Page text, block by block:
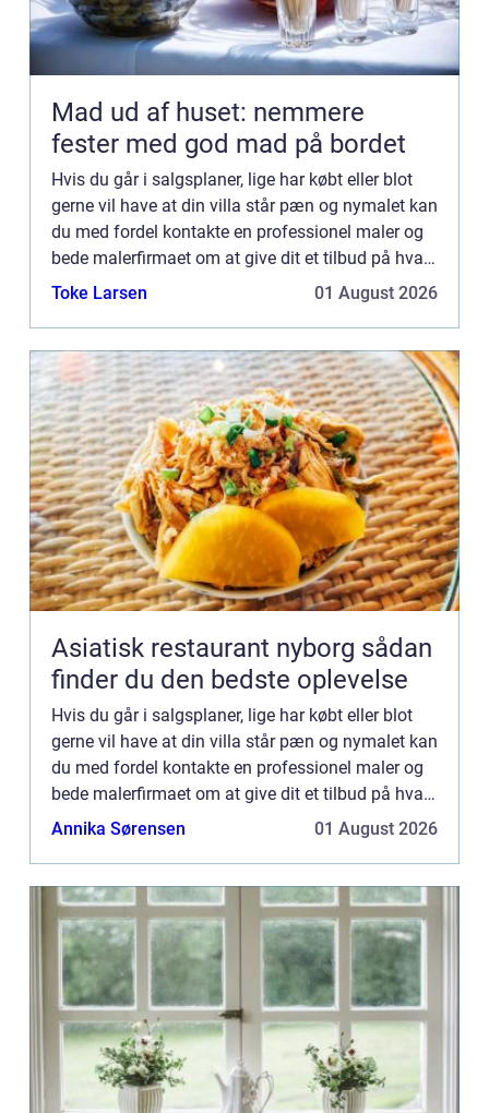
Mad ud af huset: nemmere
fester med god mad på bordet
Hvis du går i salgsplaner, lige har købt eller blot
gerne vil have at din villa står pæn og nymalet kan
du med fordel kontakte en professionel maler og
bede malerfirmaet om at give dit et tilbud på hvad
det vil koste at få malet. Husk at sikre dig at...
Toke Larsen 01 August 2026
Asiatisk restaurant nyborg sådan
finder du den bedste oplevelse
Hvis du går i salgsplaner, lige har købt eller blot
gerne vil have at din villa står pæn og nymalet kan
du med fordel kontakte en professionel maler og
bede malerfirmaet om at give dit et tilbud på hvad
det vil koste at få malet. Husk at sikre dig at...
Annika Sørensen 01 August 2026